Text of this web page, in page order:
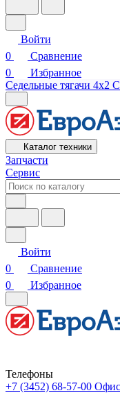
Войти
0
Сравнение
0
Избранное
Седельные тягачи 4х2
Каталог техники
Запчасти
Сервис
Войти
0
Сравнение
0
Избранное
Телефоны
+7 (3452) 68-57-00